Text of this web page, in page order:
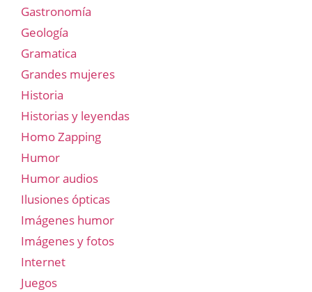
Gastronomía
Geología
Gramatica
Grandes mujeres
Historia
Historias y leyendas
Homo Zapping
Humor
Humor audios
Ilusiones ópticas
Imágenes humor
Imágenes y fotos
Internet
Juegos